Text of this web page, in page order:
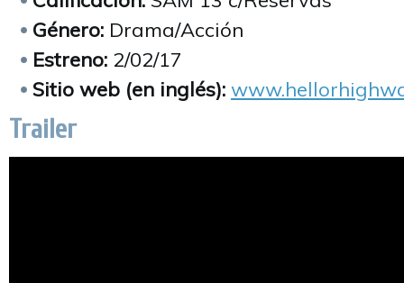
Género: Drama/Acción
Estreno: 2/02/17
Sitio web (en inglés):
Trailer